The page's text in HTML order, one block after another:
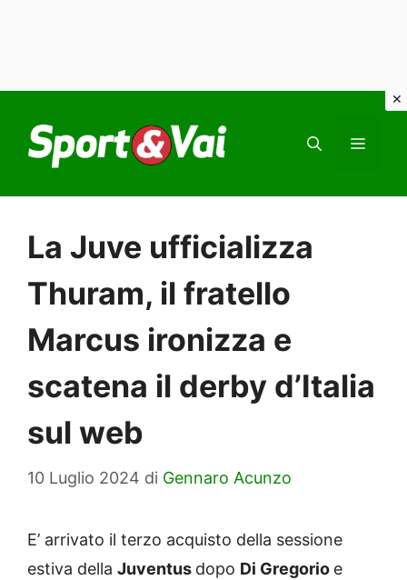
contenuto
La Juve ufficializza
Thuram, il fratello
Marcus ironizza e
scatena il derby d’Italia
sul web
10 Luglio 2024 di Gennaro Acunzo
E’ arrivato il terzo acquisto della sessione
estiva della Juventus dopo Di Gregorio e